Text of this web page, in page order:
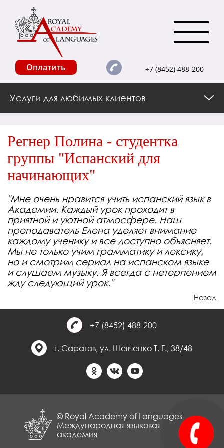
Оплатить +7 (8452) 488-200
Услуги для любимых клиентов
Регнер Полина - студентка
группы "Испанский для
начинающих"
"Мне очень нравится учить испанский язык в
Академии. Каждый урок проходит в
приятной и уютной атмосфере. Наш
преподаватель Елена уделяет внимание
каждому ученику и все доступно объясняет.
Мы не только учим грамматику и лексику,
но и смотрим сериал на испанском языке
и слушаем музыку. Я всегда с нетерпением
жду следующий урок."
Назад
+7 (8452) 488-200
г. Саратов, ул. Шевченко Т. Г., 38/48
© Royal Academy of Languages
Международная языковая
академия